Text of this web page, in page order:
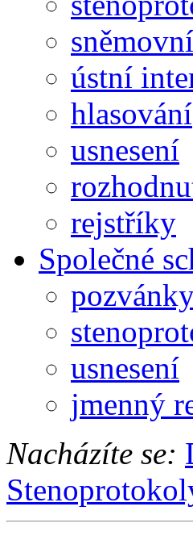
ústní
hlasování
usnesení
rejstříky
Společné
usnesení
jmenný
Nacházíte se: